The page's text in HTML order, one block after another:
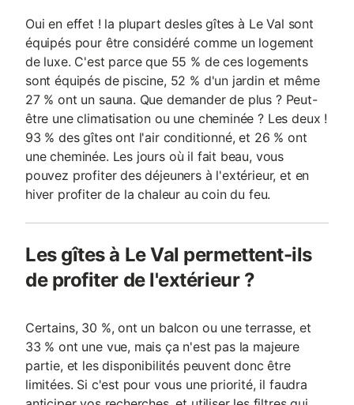
Oui en effet ! la plupart desles gîtes à Le Val sont
équipés pour être considéré comme un logement
de luxe. C'est parce que 55 % de ces logements
sont équipés de piscine, 52 % d'un jardin et même
27 % ont un sauna. Que demander de plus ? Peut-
être une climatisation ou une cheminée ? Les deux !
93 % des gîtes ont l'air conditionné, et 26 % ont
une cheminée. Les jours où il fait beau, vous
pouvez profiter des déjeuners à l'extérieur, et en
hiver profiter de la chaleur au coin du feu.
Les gîtes à Le Val permettent-ils
de profiter de l'extérieur ?
Certains, 30 %, ont un balcon ou une terrasse, et
33 % ont une vue, mais ça n'est pas la majeure
partie, et les disponibilités peuvent donc être
limitées. Si c'est pour vous une priorité, il faudra